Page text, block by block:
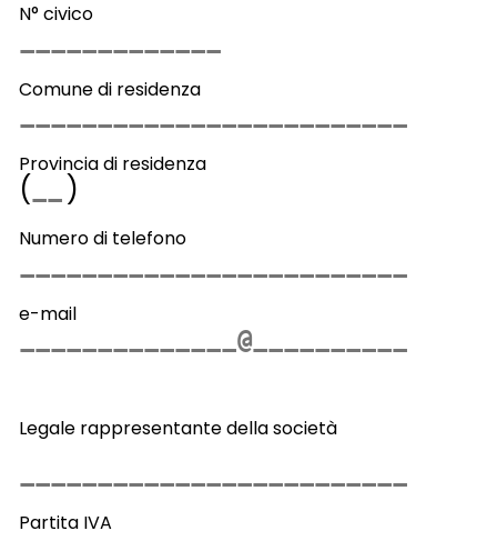
N° civico
Comune di residenza
Provincia di residenza
( )
Numero di telefono
e-mail
Legale rappresentante della società
Partita IVA